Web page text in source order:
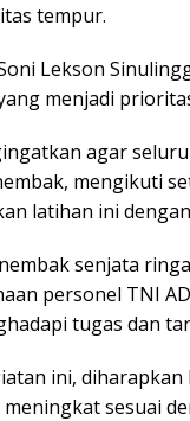
tempur.
Lekson
menjadi
agar
mengikuti
latihan ini
senjata
personel TNI
tugas dan
ini,
sesuai